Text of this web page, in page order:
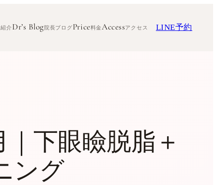
介Dr’s Blog院長ブログPrice料金Accessアクセス LINE予約
下眼瞼脱脂＋
ング